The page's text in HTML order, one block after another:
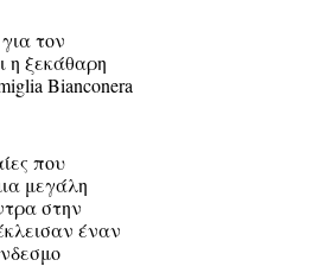
τον
η ξεκάθαρη
Bianconera
που
μεγάλη
στην
έναν